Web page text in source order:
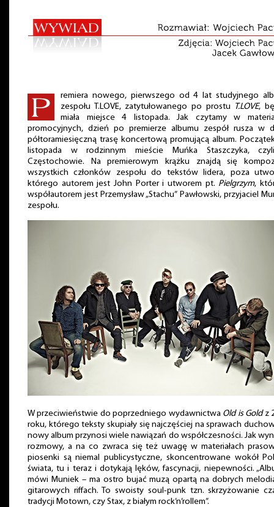
remiera nowego, pierwszego od 4 lat studyjnego
zespołu T.LOVE, zatytułowanego po prostu T.LOVE,
miała miejsce 4 listopada. Jak czytamy w
promocyjnych, dzień po premierze albumu zespół rusza w
półtoramiesięczną trasę koncertową promującą album.
listopada w rodzinnym mieście Muńka Staszczyka,
Częstochowie. Na premierowym krążku znajdą się
wszystkich członków zespołu do tekstów lidera, poza
którego autorem jest John Porter i utworem pt. Pielgrzym,
współautorem jest Przemysław „Stachu” Pawłowski, przyjaciel
zespołu.
W przeciwieństwie do poprzedniego wydawnictwa Old is Goldz
roku, którego teksty skupiały się najczęściej na sprawach
nowy album przynosi wiele nawiązań do współczesności. Jak
rozmowy, a na co zwraca się też uwagę w materiałach
piosenki są niemal publicystyczne, skoncentrowane wokół
świata, tu i teraz i dotykają lęków, fascynacji, niepewności.
mówi Muniek – ma ostro bujać muzą opartą na dobrych
gitarowych riffach. To swoisty soul-punk tzn. skrzyżowanie
tradycji Motown, czy Stax, z białym rock’n’rollem”.